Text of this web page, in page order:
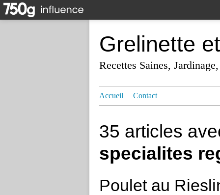
Grelinette
Recettes Saines,
Accueil Contact
35 articles
specialites
Poulet au